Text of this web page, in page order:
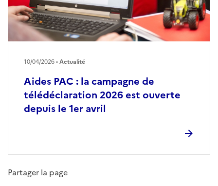
Aides PAC : la campagne de
télédéclaration 2026 est ouverte
depuis le 1er avril
10/04/2026 •Actualité
Partager la page